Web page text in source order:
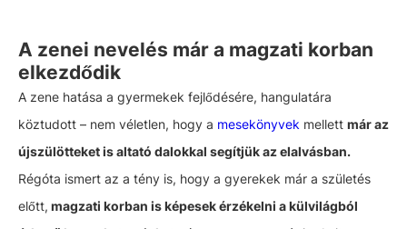
A zenei nevelés már a magzati korban
elkezdődik
A zene hatása a gyermekek fejlődésére, hangulatára
köztudott – nem véletlen, hogy a mesekönyvek mellett már az
újszülötteket is altató dalokkal segítjük az elalvásban.
Régóta ismert az a tény is, hogy a gyerekek már a születés
előtt, magzati korban is képesek érzékelni a külvilágból